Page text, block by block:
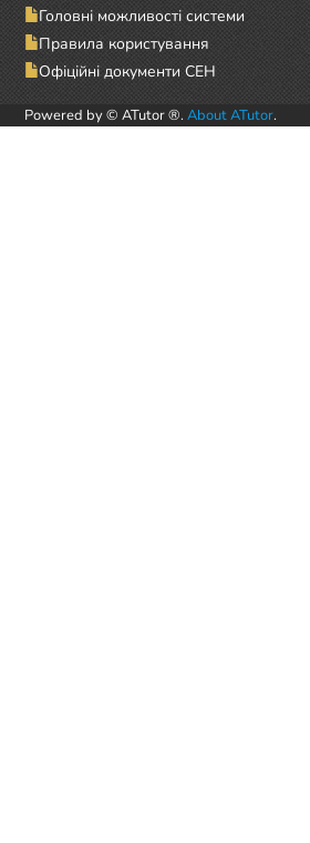
Головні можливості системи
Правила користування
Офіційні документи СЕН
Powered by © ATutor ®. About ATutor.